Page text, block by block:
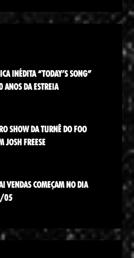
INÉDITA “TODAY’S SONG”
ANOS DA ESTREIA
SHOW DA TURNÊ DO FOO
JOSH FREESE
VENDAS COMEÇAM NO DIA
05